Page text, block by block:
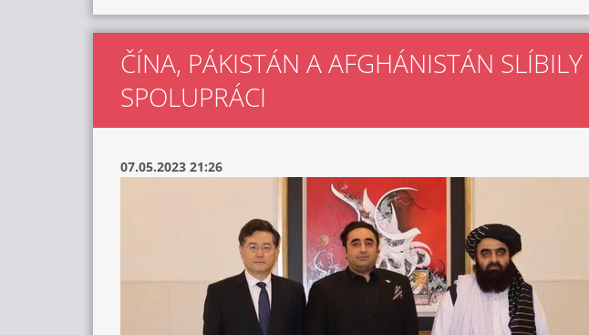
ČÍNA, PÁKISTÁN A AFGHÁNISTÁN
SPOLUPRÁCI
07.05.2023 21:26